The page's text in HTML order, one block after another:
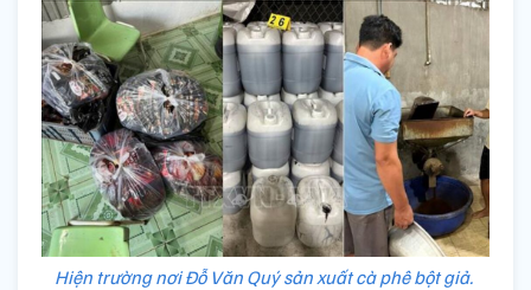
Hiện trường nơi Đỗ Văn Quý sản xuất cà phê bột giả.